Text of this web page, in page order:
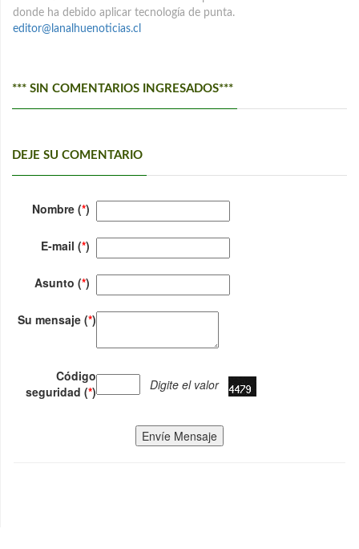
donde ha debido aplicar tecnología de punta.
editor@lanalhuenoticias.cl
*** SIN COMENTARIOS INGRESADOS***
DEJE SU COMENTARIO
Nombre (*)
E-mail (*)
Asunto (*)
Su mensaje (*)
Código
seguridad (*) Digite el valor
Envíe Mensaje